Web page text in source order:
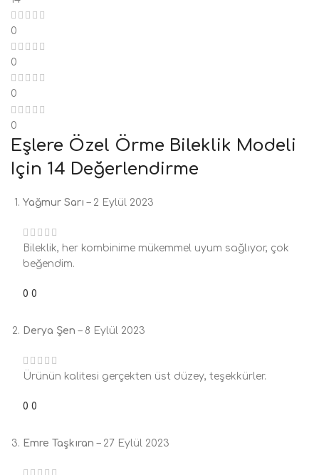
0
0
0
0
Eşlere Özel Örme Bileklik Modeli
Için 14 Değerlendirme
Yağmur Sarı– 2 Eylül 2023
Bileklik, her kombinime mükemmel uyum sağlıyor, çok
beğendim.
0 0
Derya Şen– 8 Eylül 2023
Ürünün kalitesi gerçekten üst düzey, teşekkürler.
0 0
Emre Taşkıran– 27 Eylül 2023